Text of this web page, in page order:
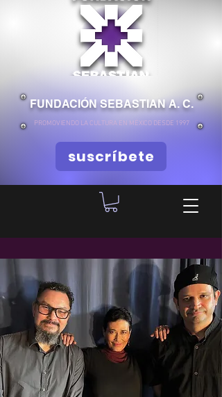
FUNDACIÓN SEBASTIAN A. C.
PROMOVIENDO LA CULTURA EN MÉXICO DESDE 1997
suscríbete